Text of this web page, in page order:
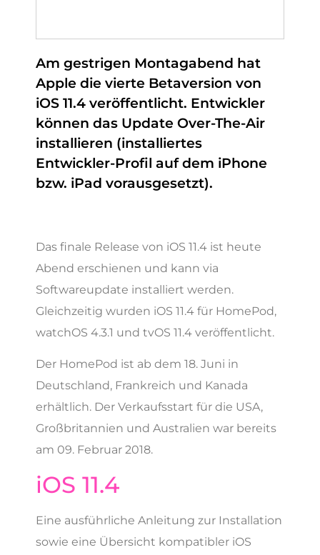
Am gestrigen Montagabend hat
Apple die vierte Betaversion von
iOS 11.4 veröffentlicht. Entwickler
können das Update Over-The-Air
installieren (installiertes
Entwickler-Profil auf dem iPhone
bzw. iPad vorausgesetzt).
Das finale Release von iOS 11.4 ist heute
Abend erschienen und kann via
Softwareupdate installiert werden.
Gleichzeitig wurden iOS 11.4 für HomePod,
watchOS 4.3.1 und tvOS 11.4 veröffentlicht.
Der HomePod ist ab dem 18. Juni in
Deutschland, Frankreich und Kanada
erhältlich. Der Verkaufsstart für die USA,
Großbritannien und Australien war bereits
am 09. Februar 2018.
iOS 11.4
Eine ausführliche Anleitung zur Installation
sowie eine Übersicht kompatibler iOS